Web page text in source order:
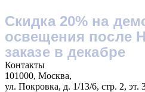
Скидка 20% на
освещения после
заказе в декабре
Контакты
101000, Москва,
ул. Покровка, д. 1/13/6, стр. 2,